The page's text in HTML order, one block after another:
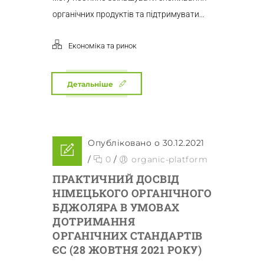
органічних продуктів та підтримувати...
Економіка та ринок
Детальніше
Опубліковано о 30.12.2021
/
0 / organic-platform
ПРАКТИЧНИЙ ДОСВІД
НІМЕЦЬКОГО ОРГАНІЧНОГО
БДЖОЛЯРА В УМОВАХ
ДОТРИМАННЯ
ОРГАНІЧНИХ СТАНДАРТІВ
ЄС (28 ЖОВТНЯ 2021 РОКУ)